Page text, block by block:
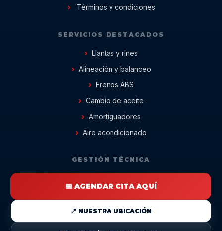
Términos y condiciones
SERVICIOS DESTACADOS
Llantas y rines
Alineación y balanceo
Frenos ABS
Cambio de aceite
Amortiguadores
Aire acondicionado
GESTIÓN TÉCNICA
📅 AGENDAR CITA AQUÍ
📍 NUESTRA UBICACIÓN